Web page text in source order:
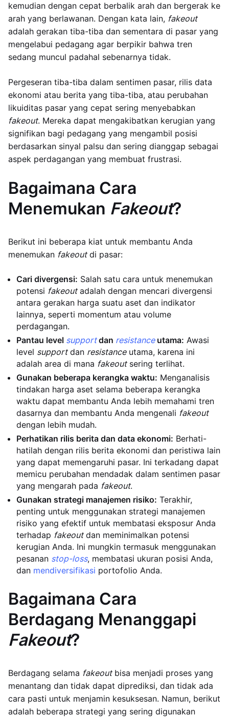
kemudian dengan cepat berbalik arah dan bergerak ke
arah yang berlawanan. Dengan kata lain, fakeout
adalah gerakan tiba-tiba dan sementara di pasar yang
mengelabui pedagang agar berpikir bahwa tren
sedang muncul padahal sebenarnya tidak.
Pergeseran tiba-tiba dalam sentimen pasar, rilis data
ekonomi atau berita yang tiba-tiba, atau perubahan
likuiditas pasar yang cepat sering menyebabkan
fakeout. Mereka dapat mengakibatkan kerugian yang
signifikan bagi pedagang yang mengambil posisi
berdasarkan sinyal palsu dan sering dianggap sebagai
aspek perdagangan yang membuat frustrasi.
Bagaimana Cara
Menemukan Fakeout?
Berikut ini beberapa kiat untuk membantu Anda
menemukan fakeoutdi pasar:
Cari divergensi: Salah satu cara untuk menemukan
potensi fakeoutadalah dengan mencari divergensi
antara gerakan harga suatu aset dan indikator
lainnya, seperti momentum atau volume
perdagangan.
Pantau level supportdan resistanceutama: Awasi
level supportdan resistanceutama, karena ini
adalah area di mana fakeoutsering terlihat.
Gunakan beberapa kerangka waktu: Menganalisis
tindakan harga aset selama beberapa kerangka
waktu dapat membantu Anda lebih memahami tren
dasarnya dan membantu Anda mengenali fakeout
dengan lebih mudah.
Perhatikan rilis berita dan data ekonomi: Berhati-
hatilah dengan rilis berita ekonomi dan peristiwa lain
yang dapat memengaruhi pasar. Ini terkadang dapat
memicu perubahan mendadak dalam sentimen pasar
yang mengarah pada fakeout.
Gunakan strategi manajemen risiko: Terakhir,
penting untuk menggunakan strategi manajemen
risiko yang efektif untuk membatasi eksposur Anda
terhadap fakeoutdan meminimalkan potensi
kerugian Anda. Ini mungkin termasuk menggunakan
pesanan stop-loss, membatasi ukuran posisi Anda,
dan mendiversifikasi portofolio Anda.
Bagaimana Cara
Berdagang Menanggapi
Fakeout?
Berdagang selama fakeoutbisa menjadi proses yang
menantang dan tidak dapat diprediksi, dan tidak ada
cara pasti untuk menjamin kesuksesan. Namun, berikut
adalah beberapa strategi yang sering digunakan